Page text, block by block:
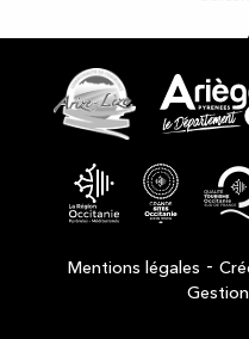
Mentions légales -